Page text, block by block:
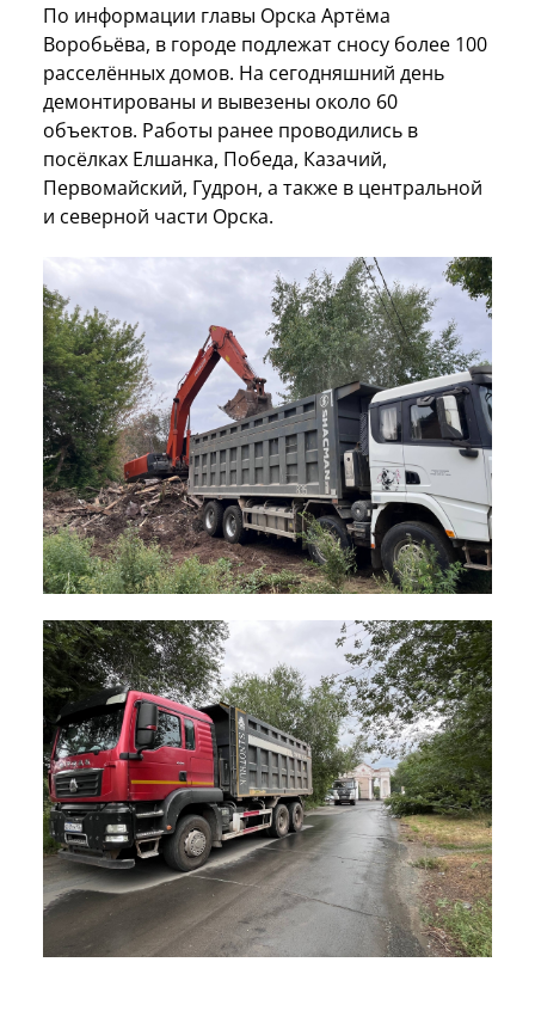
По информации главы Орска Артёма
Воробьёва, в городе подлежат сносу более 100
расселённых домов. На сегодняшний день
демонтированы и вывезены около 60
объектов. Работы ранее проводились в
посёлках Елшанка, Победа, Казачий,
Первомайский, Гудрон, а также в центральной
и северной части Орска.